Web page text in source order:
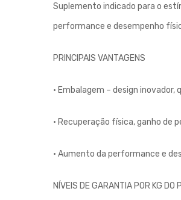
Suplemento indicado para o
performance e desempenho
PRINCIPAIS VANTAGENS
• Embalagem – design
• Recuperação física, ganho de
• Aumento da performance e
NÍVEIS DE GARANTIA POR KG DO